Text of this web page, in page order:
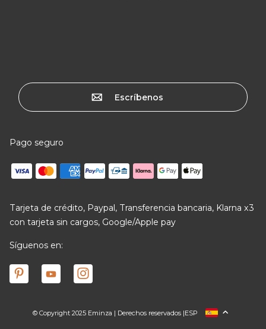
Escríbenos
Pago seguro
Tarjeta de crédito, Paypal, Transferencia bancaria, Klarna x3
con tarjeta sin cargos, Google/Apple pay
Síguenos en:
© Copyright 2025 Eminza | Derechos reservados |
FRANCIAESP